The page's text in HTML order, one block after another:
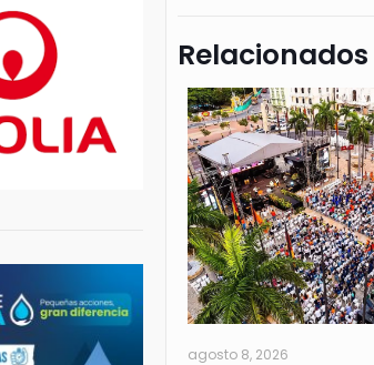
Relacionados
agosto 8, 2026